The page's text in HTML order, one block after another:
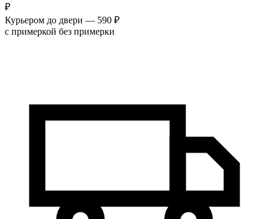
₽
Курьером до двери — 590 ₽
с примеркой без примерки